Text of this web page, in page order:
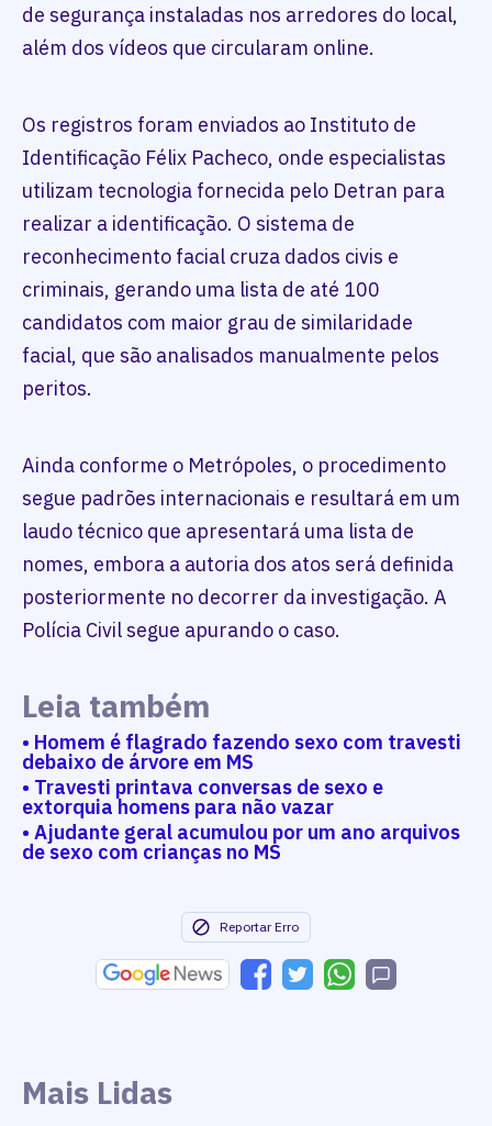
de segurança instaladas nos arredores do local,
além dos vídeos que circularam online.
Os registros foram enviados ao Instituto de
Identificação Félix Pacheco, onde especialistas
utilizam tecnologia fornecida pelo Detran para
realizar a identificação. O sistema de
reconhecimento facial cruza dados civis e
criminais, gerando uma lista de até 100
candidatos com maior grau de similaridade
facial, que são analisados manualmente pelos
peritos.
Ainda conforme o Metrópoles, o procedimento
segue padrões internacionais e resultará em um
laudo técnico que apresentará uma lista de
nomes, embora a autoria dos atos será definida
posteriormente no decorrer da investigação. A
Polícia Civil segue apurando o caso.
Leia também
• Homem é flagrado fazendo sexo com travesti
debaixo de árvore em MS
• Travesti printava conversas de sexo e
extorquia homens para não vazar
• Ajudante geral acumulou por um ano arquivos
de sexo com crianças no MS
Reportar Erro
Mais Lidas